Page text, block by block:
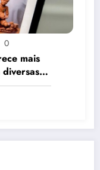
0
mais